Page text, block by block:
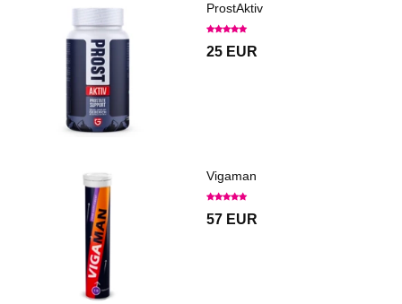
ProstAktiv
25 EUR
Vigaman
57 EUR